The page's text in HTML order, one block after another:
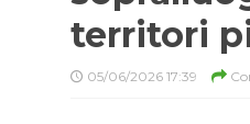
territori
05/06/2026 17:39